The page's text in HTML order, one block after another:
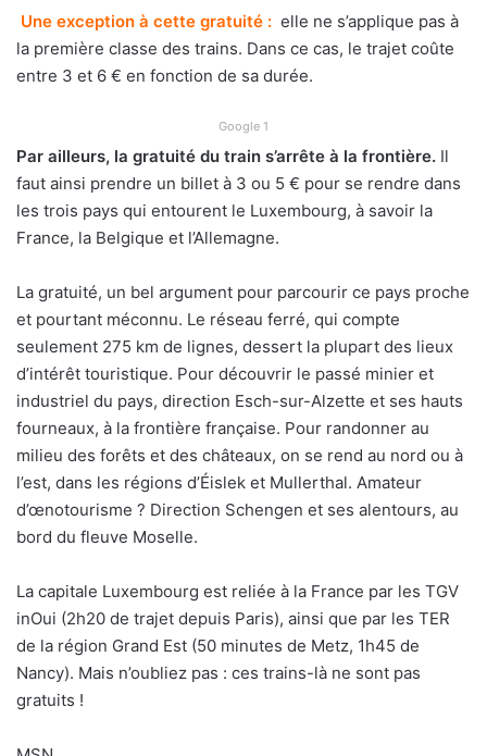
Une exception à cette gratuité : elle ne s’applique pas à
la première classe des trains. Dans ce cas, le trajet coûte
entre 3 et 6 € en fonction de sa durée.
Google 1
Par ailleurs, la gratuité du train s’arrête à la frontière. Il
faut ainsi prendre un billet à 3 ou 5 € pour se rendre dans
les trois pays qui entourent le Luxembourg, à savoir la
France, la Belgique et l’Allemagne.
La gratuité, un bel argument pour parcourir ce pays proche
et pourtant méconnu. Le réseau ferré, qui compte
seulement 275 km de lignes, dessert la plupart des lieux
d’intérêt touristique. Pour découvrir le passé minier et
industriel du pays, direction Esch-sur-Alzette et ses hauts
fourneaux, à la frontière française. Pour randonner au
milieu des forêts et des châteaux, on se rend au nord ou à
l’est, dans les régions d’Éislek et Mullerthal. Amateur
d’œnotourisme ? Direction Schengen et ses alentours, au
bord du fleuve Moselle.
La capitale Luxembourg est reliée à la France par les TGV
inOui (2h20 de trajet depuis Paris), ainsi que par les TER
de la région Grand Est (50 minutes de Metz, 1h45 de
Nancy). Mais n’oubliez pas : ces trains-là ne sont pas
gratuits !